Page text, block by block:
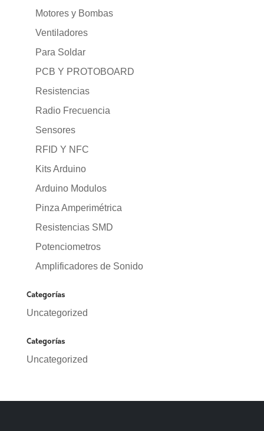
Motores y Bombas
Ventiladores
Para Soldar
PCB Y PROTOBOARD
Resistencias
Radio Frecuencia
Sensores
RFID Y NFC
Kits Arduino
Arduino Modulos
Pinza Amperimétrica
Resistencias SMD
Potenciometros
Amplificadores de Sonido
Categorías
Uncategorized
Categorías
Uncategorized